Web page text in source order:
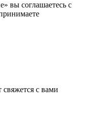
вы соглашаетесь с
с вами